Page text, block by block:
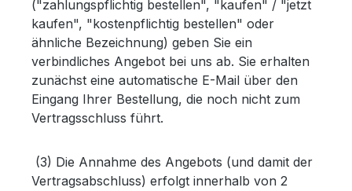
("zahlungspflichtig bestellen", "kaufen" / "jetzt
kaufen", "kostenpflichtig bestellen" oder
ähnliche Bezeichnung) geben Sie ein
verbindliches Angebot bei uns ab. Sie erhalten
zunächst eine automatische E-Mail über den
Eingang Ihrer Bestellung, die noch nicht zum
Vertragsschluss führt.
(3) Die Annahme des Angebots (und damit der
Vertragsabschluss) erfolgt innerhalb von 2